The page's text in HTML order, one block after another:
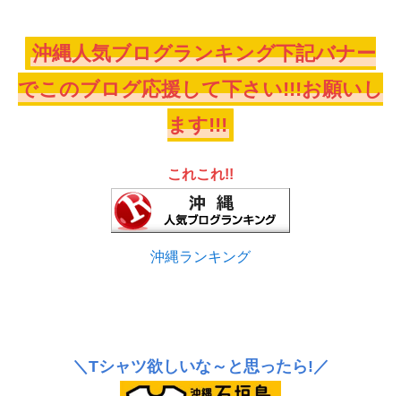
沖縄人気ブログランキング下記バナー
でこのブログ応援して下さい!!!お願いし
ます!!!
これこれ!!
沖縄ランキング
＼Tシャツ欲しいな～と思ったら!／